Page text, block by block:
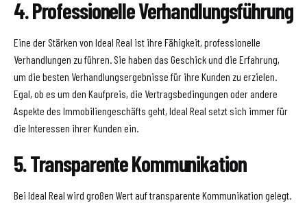
4. Professionelle Verhandlungsführung
Eine der Stärken von Ideal Real ist ihre Fähigkeit, professionelle
Verhandlungen zu führen. Sie haben das Geschick und die Erfahrung,
um die besten Verhandlungsergebnisse für ihre Kunden zu erzielen.
Egal, ob es um den Kaufpreis, die Vertragsbedingungen oder andere
Aspekte des Immobiliengeschäfts geht, Ideal Real setzt sich immer für
die Interessen ihrer Kunden ein.
5. Transparente Kommunikation
Bei Ideal Real wird großen Wert auf transparente Kommunikation gelegt.